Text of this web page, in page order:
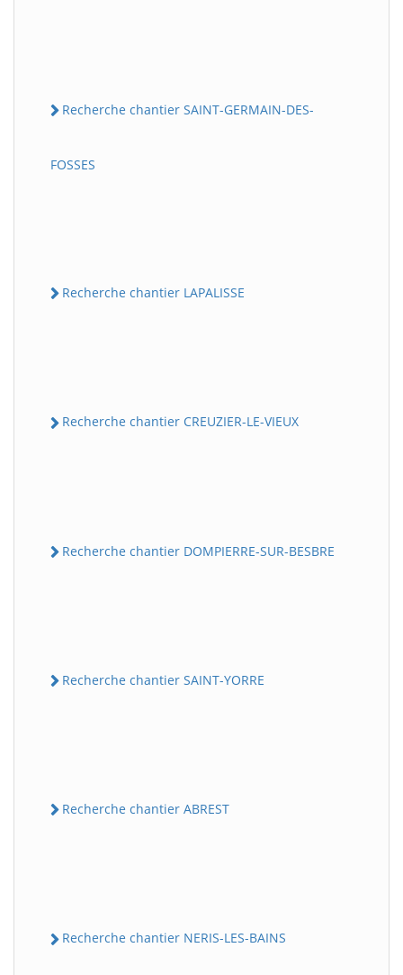
Recherche chantier SAINT-GERMAIN-DES-
FOSSES
Recherche chantier LAPALISSE
Recherche chantier CREUZIER-LE-VIEUX
Recherche chantier DOMPIERRE-SUR-BESBRE
Recherche chantier SAINT-YORRE
Recherche chantier ABREST
Recherche chantier NERIS-LES-BAINS